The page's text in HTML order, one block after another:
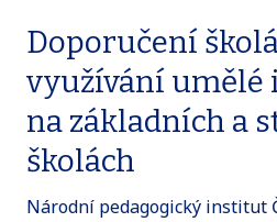
jazyka, 2. část
AI ve výuce
matematiky
Doporučení
využívání umělé
na základních a
školách
Národní pedagogický institut